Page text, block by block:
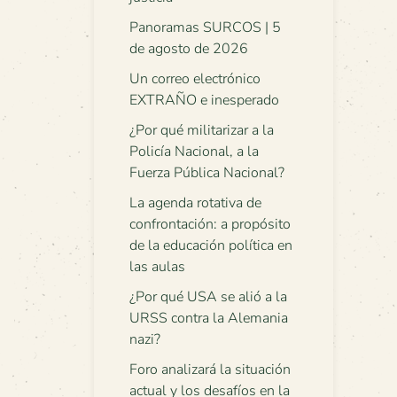
Panoramas SURCOS | 5
de agosto de 2026
Un correo electrónico
EXTRAÑO e inesperado
¿Por qué militarizar a la
Policía Nacional, a la
Fuerza Pública Nacional?
La agenda rotativa de
confrontación: a propósito
de la educación política en
las aulas
¿Por qué USA se alió a la
URSS contra la Alemania
nazi?
Foro analizará la situación
actual y los desafíos en la